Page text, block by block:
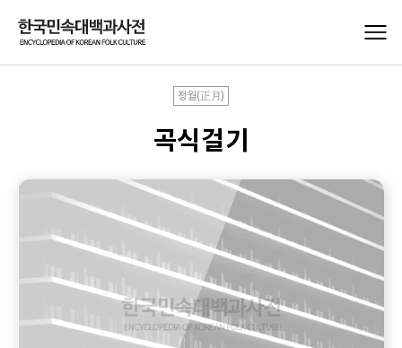
정월(正月)
곡식걸기